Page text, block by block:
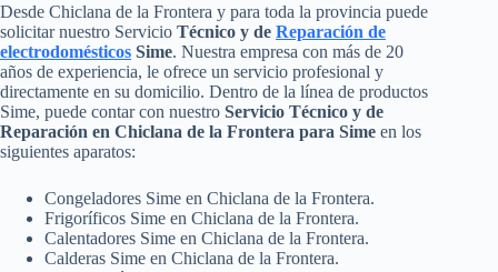
Desde Chiclana de la Frontera y para toda la provincia puede
solicitar nuestro Servicio Técnico y de Reparación de
electrodomésticos Sime. Nuestra empresa con más de 20
años de experiencia, le ofrece un servicio profesional y
directamente en su domicilio. Dentro de la línea de productos
Sime, puede contar con nuestro Servicio Técnico y de
Reparación en Chiclana de la Frontera para Sime en los
siguientes aparatos:
Congeladores Sime en Chiclana de la Frontera.
Frigoríficos Sime en Chiclana de la Frontera.
Calentadores Sime en Chiclana de la Frontera.
Calderas Sime en Chiclana de la Frontera.